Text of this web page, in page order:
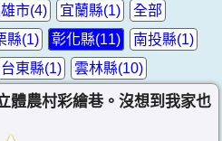
全部
市(4)
宜蘭縣(1)
縣(1) 彰化縣(11)
南投縣(1)
台東縣(1) 雲林縣(10)
體農村彩繪巷。沒想到我家也